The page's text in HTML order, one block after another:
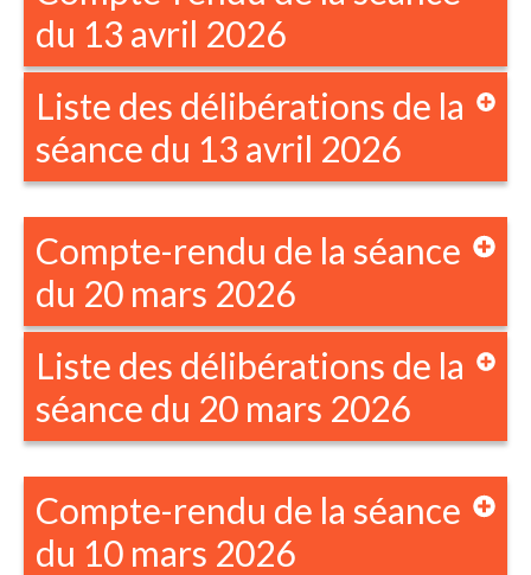
du 13 avril 2026
Liste des délibérations de la
séance du 13 avril 2026
Compte-rendu de la séance
du 20 mars 2026
Liste des délibérations de la
séance du 20 mars 2026
Compte-rendu de la séance
du 10 mars 2026